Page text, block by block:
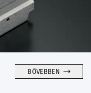
BŐVEBBEN